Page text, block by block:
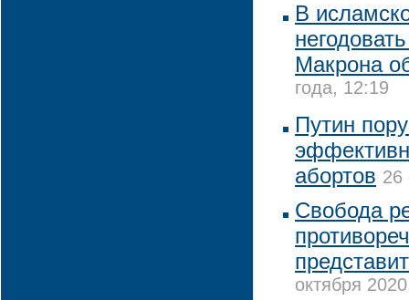
В
Макрона
года, 12:19
Путин
абортов 26
Свобода
октября